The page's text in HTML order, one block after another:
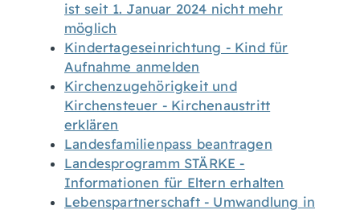
ist seit 1. Januar 2024 nicht mehr
möglich
Kindertageseinrichtung - Kind für
Aufnahme anmelden
Kirchenzugehörigkeit und
Kirchensteuer - Kirchenaustritt
erklären
Landesfamilienpass beantragen
Landesprogramm STÄRKE -
Informationen für Eltern erhalten
Lebenspartnerschaft - Umwandlung in